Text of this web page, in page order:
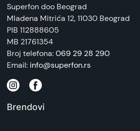
Zemlja porekla:
Vietnam
Prava potrošača:
Zagarantovana sva prava kupaca
na daljinu, uslove reklamacije i
Superfon doo Beograd
Mladena Mitrića 12, 11030 Beograd
PIB 112888605
MB 21761354
Broj telefona:069 29 28 290
Email: info@superfon.rs
Brendovi